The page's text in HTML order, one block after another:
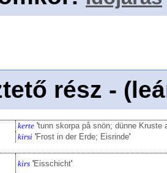
rész -
kerte 'tunn skorpa på snön; dünne Kruste
kirsi 'Frost in der Erde; Eisrinde'
kirs 'Eisschicht'